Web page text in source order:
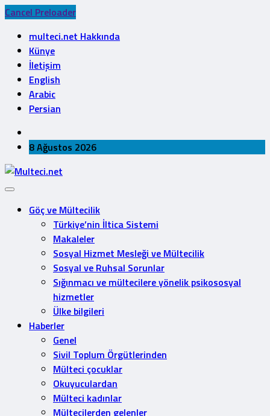
Cancel Preloader
multeci.net Hakkında
Künye
İletişim
English
Arabic
Persian
8 Ağustos 2026
Göç ve Mültecilik
Türkiye’nin İltica Sistemi
Makaleler
Sosyal Hizmet Mesleği ve Mültecilik
Sosyal ve Ruhsal Sorunlar
Sığınmacı ve mültecilere yönelik psikososyal
hizmetler
Ülke bilgileri
Haberler
Genel
Sivil Toplum Örgütlerinden
Mülteci çocuklar
Okuyuculardan
Mülteci kadınlar
Mültecilerden gelenler